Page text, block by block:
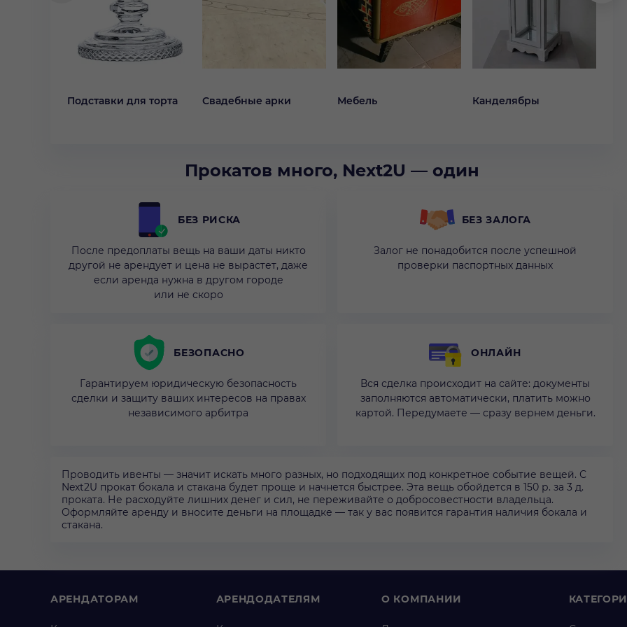
Подставки для торта Свадебные арки Мебель Канделябры
Прокатов много, Next2U — один
БЕЗ РИСКА
После предоплаты вещь на ваши даты никто
другой не арендует и цена не вырастет, даже
если аренда нужна в другом городе
или не скоро
БЕЗ ЗАЛОГА
Залог не понадобится после успешной
проверки паспортных данных
БЕЗОПАСНО
Гарантируем юридическую безопасность
сделки и защиту ваших интересов на правах
независимого арбитра
ОНЛАЙН
Вся сделка происходит на сайте: документы
заполняются автоматически, платить можно
картой. Передумаете — сразу вернем деньги.
Проводить ивенты — значит искать много разных, но подходящих под конкретное событие вещей. С
Next2U прокат бокала и стакана будет проще и начнется быстрее. Эта вещь обойдется в 150 р. за 3 д.
проката. Не расходуйте лишних денег и сил, не переживайте о добросовестности владельца.
Оформляйте аренду и вносите деньги на площадке — так у вас появится гарантия наличия бокала и
стакана.
АРЕНДАТОРАМ АРЕНДОДАТЕЛЯМ О КОМПАНИИ